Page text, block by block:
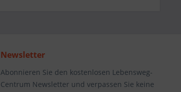
Newsletter
Abonnieren Sie den kostenlosen Lebensweg-
Centrum Newsletter und verpassen Sie keine